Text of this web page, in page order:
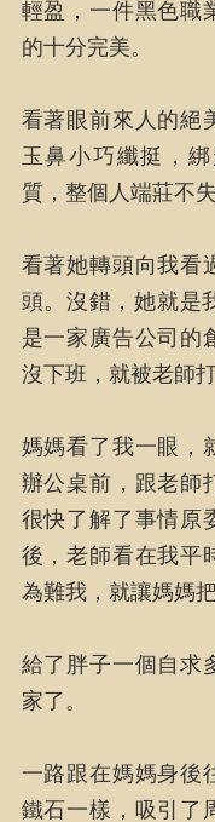
輕盈，一件黑色職
的十分完美。
看著眼前來人的絕
玉鼻小巧纖挺，
質，整個人端莊不失
看著她轉頭向我看
頭。沒錯，她就是
是一家廣告公司的
沒下班，就被老師
媽媽看了我一眼，
辦公桌前，跟老師
很快了解了事情原
後，老師看在我平
為難我，就讓媽媽
給了胖子一個自求
家了。
一路跟在媽媽身後
鐵石一樣，吸引了